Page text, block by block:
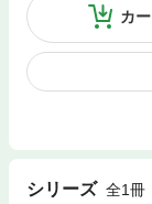
カ
シリーズ 全1冊